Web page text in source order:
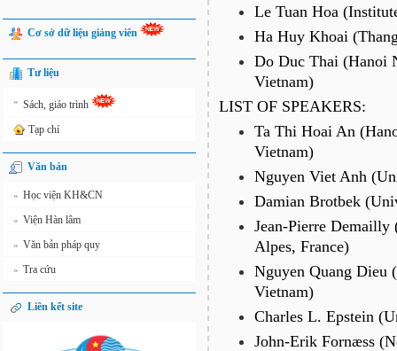
Cơ sở dữ liệu giảng viên
Tư liệu
» Sách, giáo trình
Tạp chí
Văn bản
» Học viện KH&CN
» Viện Hàn lâm
» Văn bản pháp quy
» Tra cứu
Liên kết site
Le Tuan Hoa
Ha Huy Khoai
Do Duc Thai (Hanoi
Vietnam)
LIST OF SPEAKERS:
Ta Thi Hoai An
Vietnam)
Nguyen Viet Anh
Damian Brotbek
Jean-Pierre
Alpes, France)
Nguyen Quang Dieu
Vietnam)
Charles L. Epstein
John-Erik Fornæss